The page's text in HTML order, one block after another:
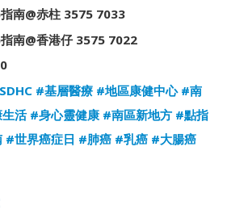
南@赤柱 3575 7033
南@香港仔 3575 7022
#基層醫療 #地區康健中心 #南
活 #身心靈健康 #南區新地方 #點指
#世界癌症日 #肺癌 #乳癌 #大腸癌